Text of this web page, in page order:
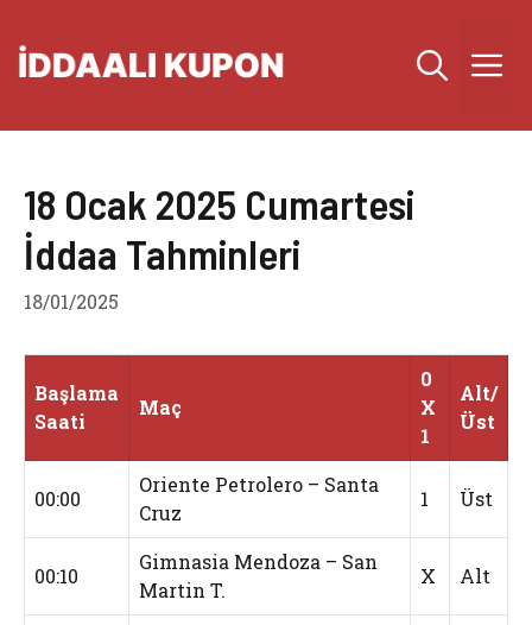
atla
18 Ocak 2025 Cumartesi
İddaa Tahminleri
18/01/2025
Başlama
Saati
Maç
0
X
1
Alt/
Üst
00:00
Oriente Petrolero – Santa
Cruz
1 Üst
00:10
Gimnasia Mendoza – San
Martin T.
X Alt